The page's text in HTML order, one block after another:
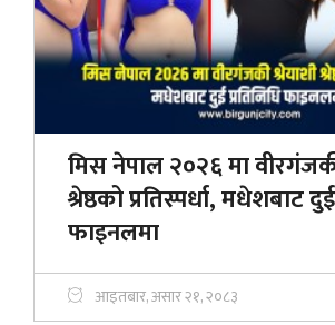
मिस नेपाल २०२६ मा
श्रेष्ठको प्रतिस्पर्धा, मधेशबाट
फाइनलमा
आइतबार, असार २१, २०८३